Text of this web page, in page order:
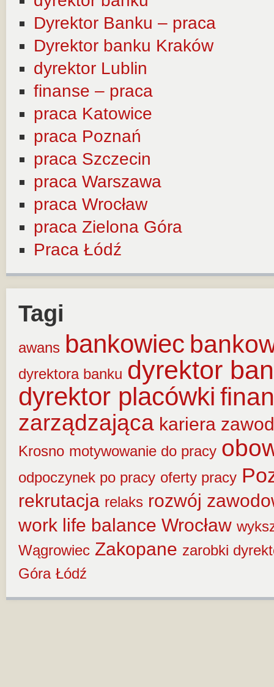
Dyrektor Banku – praca
Dyrektor banku Kraków
dyrektor Lublin
finanse – praca
praca Katowice
praca Poznań
praca Szczecin
praca Warszawa
praca Wrocław
praca Zielona Góra
Praca Łódź
Tagi
awans bankowiec
dyrektora banku dyrektor
dyrektor placówki
zarządzająca kariera
Krosno motywowanie do pracy
odpoczynek po pracy oferty pracy
rekrutacja relaks rozwój
work life balance Wrocław
Wągrowiec Zakopane zarobki
Góra Łódź